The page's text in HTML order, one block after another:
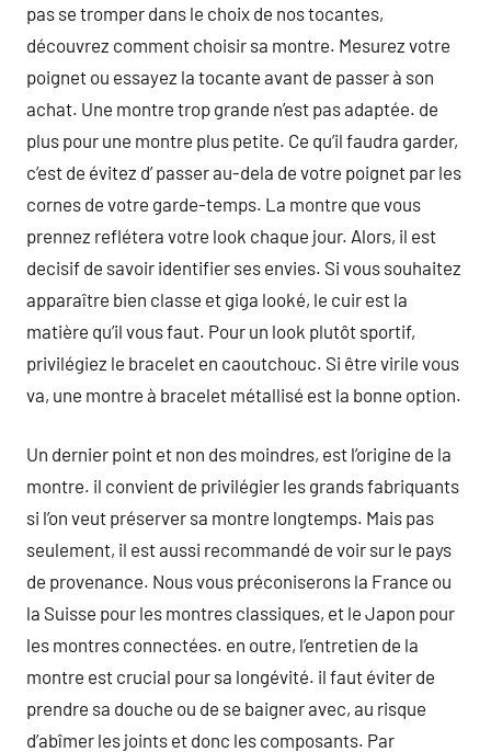
pas se tromper dans le choix de nos tocantes,
découvrez comment choisir sa montre. Mesurez votre
poignet ou essayez la tocante avant de passer à son
achat. Une montre trop grande n’est pas adaptée. de
plus pour une montre plus petite. Ce qu’il faudra garder,
c’est de évitez d’ passer au-dela de votre poignet par les
cornes de votre garde-temps. La montre que vous
prennez reflétera votre look chaque jour. Alors, il est
decisif de savoir identifier ses envies. Si vous souhaitez
apparaître bien classe et giga looké, le cuir est la
matière qu’il vous faut. Pour un look plutôt sportif,
privilégiez le bracelet en caoutchouc. Si être virile vous
va, une montre à bracelet métallisé est la bonne option.
Un dernier point et non des moindres, est l’origine de la
montre. il convient de privilégier les grands fabriquants
si l’on veut préserver sa montre longtemps. Mais pas
seulement, il est aussi recommandé de voir sur le pays
de provenance. Nous vous préconiserons la France ou
la Suisse pour les montres classiques, et le Japon pour
les montres connectées. en outre, l’entretien de la
montre est crucial pour sa longévité. il faut éviter de
prendre sa douche ou de se baigner avec, au risque
d’abîmer les joints et donc les composants. Par